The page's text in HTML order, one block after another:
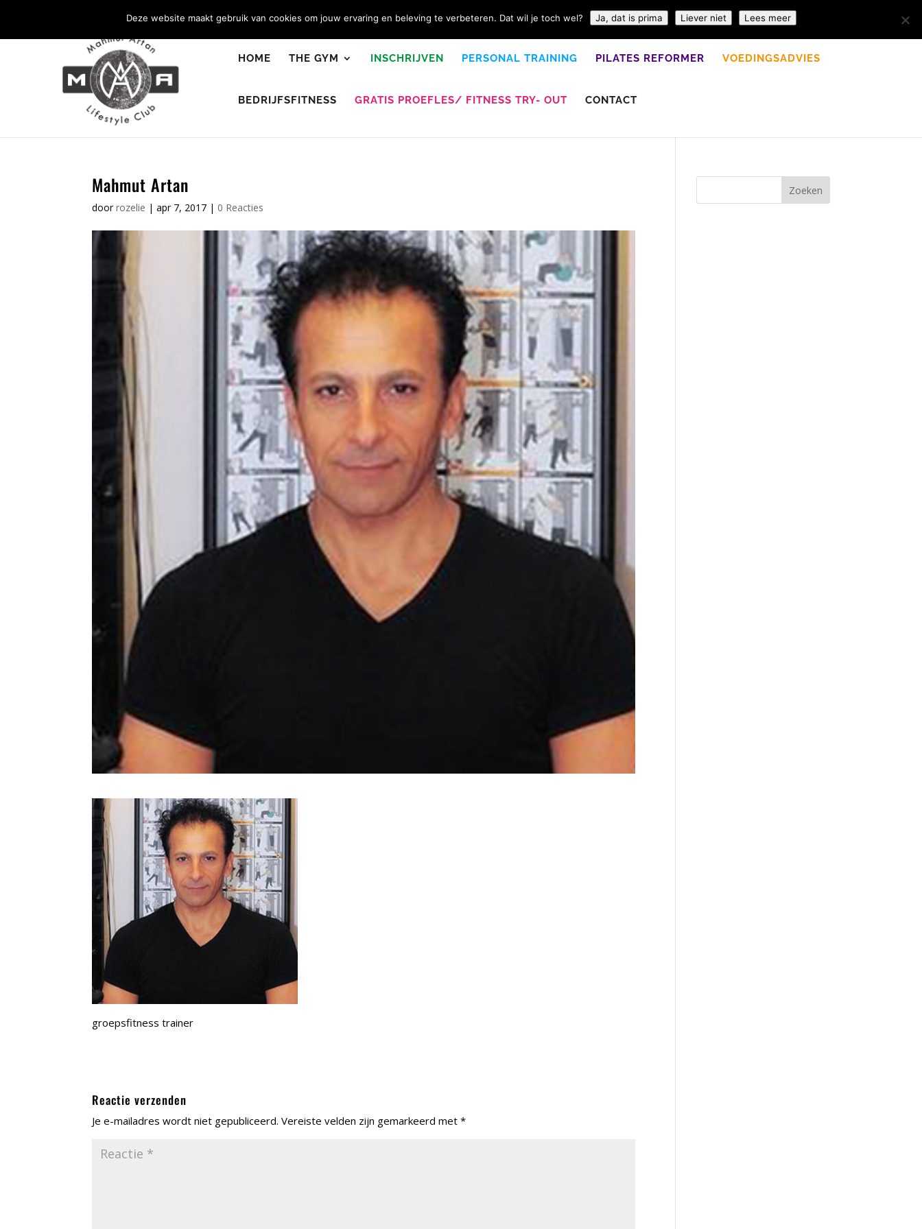
HOME THE GYM INSCHRIJVEN PERSONAL TRAINING PILATES REFORMER VOEDINGSADVIES
BEDRIJFSFITNESS GRATIS PROEFLES/ FITNESS TRY- OUT CONTACT
Mahmut Artan
doorrozelie |apr 7, 2017 | 0 Reacties
groepsfitness trainer
Reactie verzenden
Je e-mailadres wordt niet gepubliceerd. Vereiste velden zijn gemarkeerd met*
Deze website maakt gebruik van cookies om jouw ervaring en beleving te verbeteren. Dat wil je toch wel? Ja, dat is prima Liever niet Lees meer